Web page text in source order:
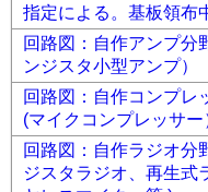
指定による。基板領布
回路図：自作アンプ
ンジスタ小型アンプ）
回路図：自作コンプ
(マイクコンプレッサー
回路図：自作ラジオ
ジスタラジオ、再生式